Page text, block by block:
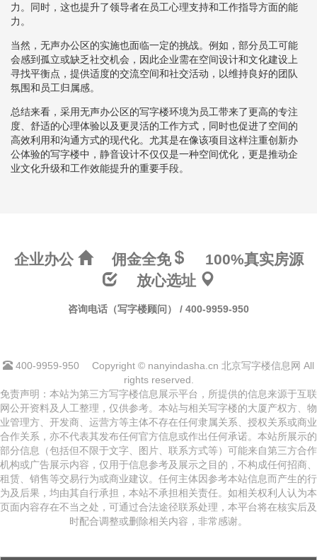
力。同时，这也提升了领导者在员工心理支持和工作指导方面的能
力。
当然，无声办公区的实施也面临一定的挑战。例如，部分员工可能
会感到孤立或缺乏社交机会，因此企业需在空间设计和文化建设上
寻找平衡点，提供适度的交流空间和社交活动，以维持良好的团队
氛围和员工归属感。
总结来看，采用无声办公区的写字楼环境为员工带来了更高的专注
度、舒适的心理体验以及更灵活的工作方式，同时也促进了空间的
高效利用和沟通方式的现代化。尤其是在像该项目这样注重创新办
公体验的写字楼中，静音设计不仅仅是一种空间优化，更是推动企
业文化升级和工作效能提升的重要手段。
企业办公 佣金全免
100%真实房源
放心选址
咨询电话（写字楼顾问） / 400-9959-950
400-9959-950
Copyright © nanyindasha.cn 北京写字楼信息网 All
rights reserved.
免责声明：本站为第三方写字楼信息展示平台，所提供的信息来源于互联
网公开资料及人工整理，仅供参考。本站与相关写字楼的大厦产权方、物
业管理方、开发商、运营方等主体不存在任何隶属关系、授权关系或商业
合作关系，亦不代表其发布任何官方信息或作出任何承诺。本站所展示的
部分信息（包括但不限于文字、图片、联系方式等）可能来自第三方合作
机构或广告展示内容，仅用于信息参考及展示之目的，不构成任何招商、
租赁、销售等交易行为或商业建议。任何主体因参考本站信息而产生的行
为及后果，均由其自行承担，本站不承担相关责任。如相关权利人认为本
页面内容存在不当之处，可通过合法途径联系处理，本平台将在核实后及
时配合调整或删除相关内容，非常感谢。